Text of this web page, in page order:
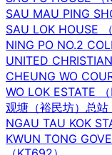
SAU MAU PING
SAU LOK HOUSE
NING PO NO.2
UNITED
CHEUNG WO
WO LOK ESTATE （
观塘（裕民坊）总站
NGAU TAU KOK
KWUN TONG